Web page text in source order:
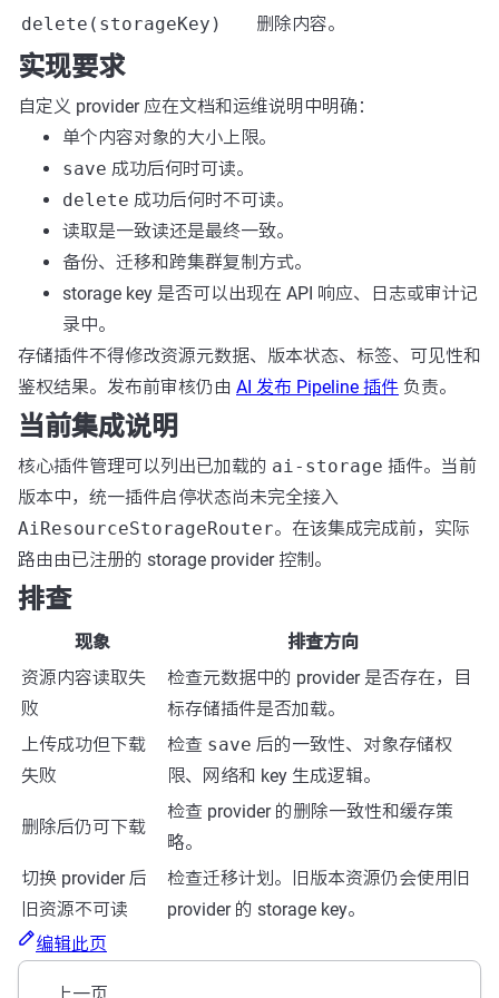
delete(storageKey)
删除内容。
实现要求
自定义 provider 应在文档和运维说明中明确：
单个内容对象的大小上限。
save 成功后何时可读。
delete 成功后何时不可读。
读取是一致读还是最终一致。
备份、迁移和跨集群复制方式。
storage key 是否可以出现在 API 响应、日志或审计记
录中。
存储插件不得修改资源元数据、版本状态、标签、可见性和
鉴权结果。发布前审核仍由 AI 发布 Pipeline 插件 负责。
当前集成说明
核心插件管理可以列出已加载的 ai-storage 插件。当前
版本中，统一插件启停状态尚未完全接入
AiResourceStorageRouter。在该集成完成前，实际
路由由已注册的 storage provider 控制。
排查
现象
排查方向
资源内容读取失
败
检查元数据中的 provider 是否存在，目
标存储插件是否加载。
上传成功但下载
失败
检查 save 后的一致性、对象存储权
限、网络和 key 生成逻辑。
删除后仍可下载
检查 provider 的删除一致性和缓存策
略。
切换 provider 后
旧资源不可读
检查迁移计划。旧版本资源仍会使用旧
provider 的 storage key。
编辑此页